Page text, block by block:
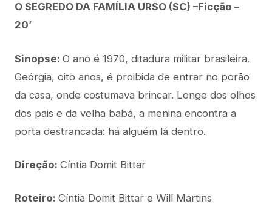
O SEGREDO DA FAMÍLIA URSO (SC) –Ficção –
20’
Sinopse: O ano é 1970, ditadura militar brasileira.
Geórgia, oito anos, é proibida de entrar no porão
da casa, onde costumava brincar. Longe dos olhos
dos pais e da velha babá, a menina encontra a
porta destrancada: há alguém lá dentro.
Direção: Cíntia Domit Bittar
Roteiro: Cíntia Domit Bittar e Will Martins